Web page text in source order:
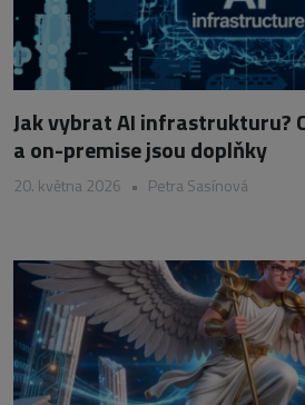
Jak vybrat AI infrastrukturu?
a on-premise jsou doplňky
20. května 2026 • Petra Sasínová